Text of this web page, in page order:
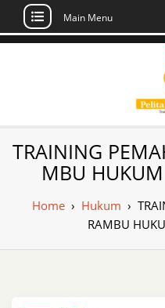
Skip
Main Menu
TRAINING
MBU
Home› Hukum ›
RAMBU